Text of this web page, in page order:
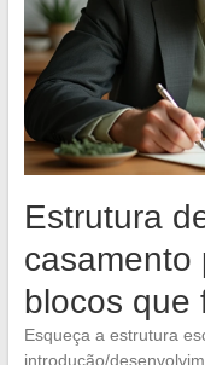
Estrutura
casamento
blocos que
Esqueça a estrutura
introdução/